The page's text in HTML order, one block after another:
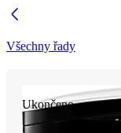
Všechny řady
Ukončeno